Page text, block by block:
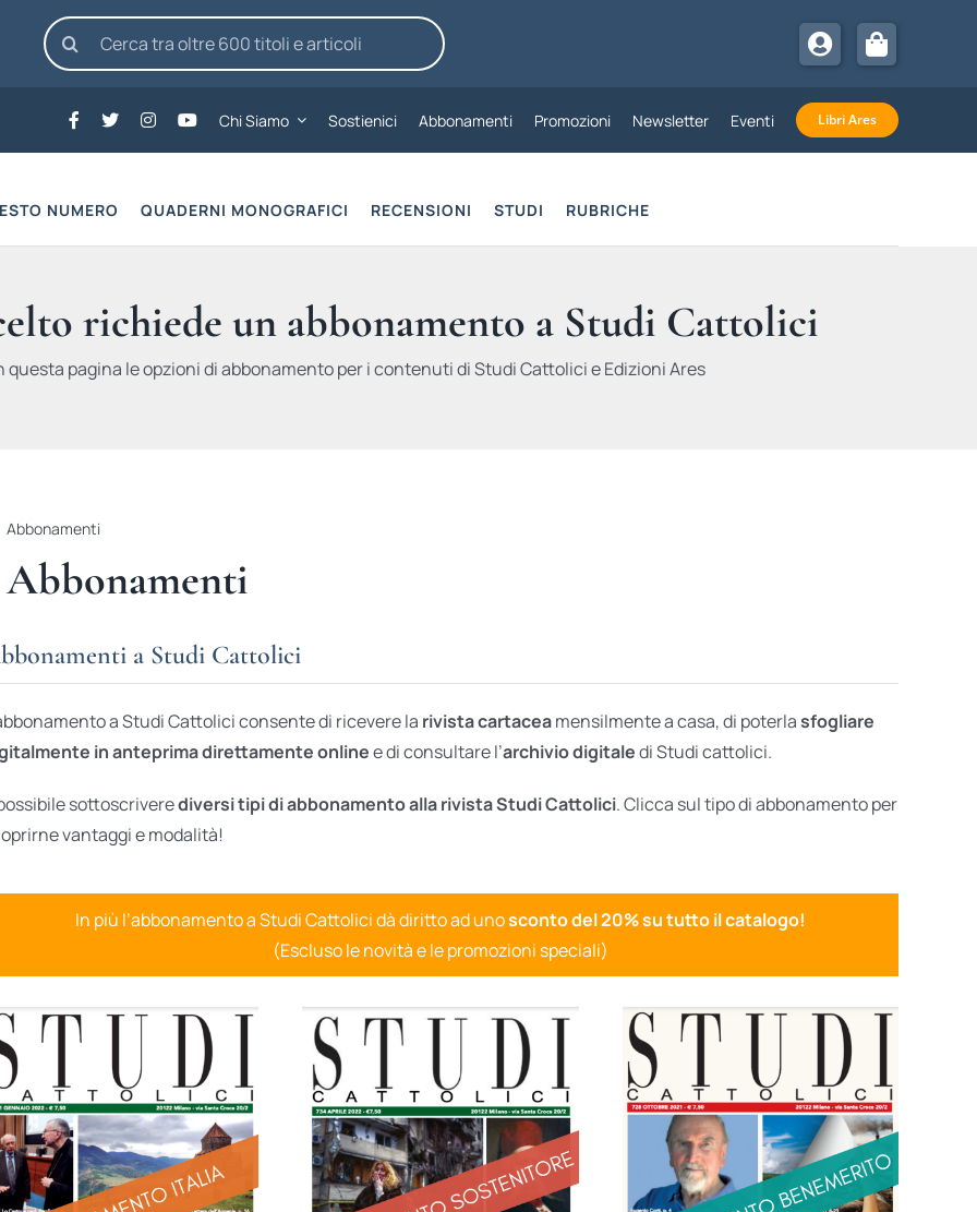
Cerca
per:
Chi Siamo Sostienici Abbonamenti Promozioni Newsletter Eventi Libri Ares
NUMERO QUADERNI MONOGRAFICI RECENSIONI STUDI RUBRICHE
richiede un abbonamento a Studi Cattolici
questa pagina le opzioni di abbonamento per i contenuti di Studi Cattolici e Edizioni Ares
Abbonamenti
Abbonamenti
a Studi Cattolici
a Studi Cattolici consente di ricevere la rivista cartaceamensilmente a casa, di poterlasfogliare
in anteprima direttamente onlinee di consultare l’archivio digitaledi Studi cattolici.
sottoscriverediversi tipi di abbonamento alla rivista Studi Cattolici. Clicca sul tipo di abbonamento per
vantaggi e modalità!
In più l’abbonamento a Studi Cattolici dà diritto ad unosconto del 20% su tutto il catalogo!
(Escluso le novità e le promozioni speciali)